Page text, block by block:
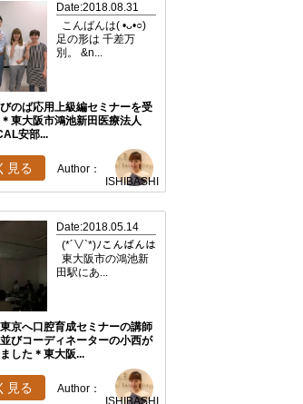
Date:2018.08.31
こんばんは( •ᴗ•○)
足の形は 千差万
別。 &n...
のば応用上級編セミナーを受
東大阪市鴻池新田医療法人
安部...
Author：
ISHIBASHI
見る
Date:2018.05.14
(*´∨`*)ﾉこんばんは
東大阪市の鴻池新
田駅にあ...
京へ口腔育成セミナーの講師
びコーディネーターの小西が
した＊東大阪...
Author：
ISHIBASHI
見る